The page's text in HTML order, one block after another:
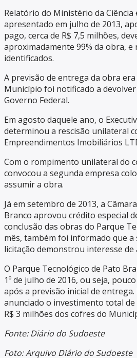
Relatório do Ministério da Ciência
apresentado em julho de 2013,
pago, cerca de R$ 7,5 milhões,
aproximadamente 99% da obra, e
identificados.
A previsão de entrega da obra era
Município foi notificado a
Governo Federal.
Em agosto daquele ano, o
determinou a rescisão unilateral
Empreendimentos Imobiliários
Com o rompimento unilateral do
convocou a segunda empresa
assumir a obra.
Já em setembro de 2013, a
Branco aprovou crédito especial
conclusão das obras do Parque
mês, também foi informado que a
licitação demonstrou interesse de
O Parque Tecnológico de Pato
1º de julho de 2016, ou seja,
após a previsão inicial de
anunciado o investimento total de
R$ 3 milhões dos cofres do
Fonte: Diário do Sudoeste
Foto: Arquivo Diário do Sudoeste